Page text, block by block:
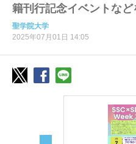
籍刊行記念イベントなど
聖学院大学
2025年07月01日 14:05